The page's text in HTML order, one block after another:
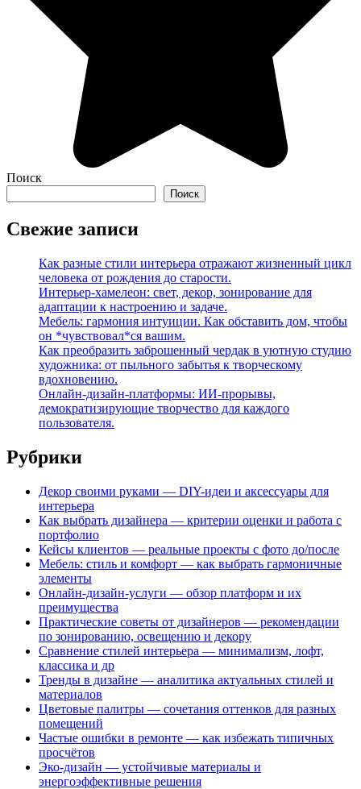
Поиск
Поиск
Свежие записи
Как разные стили интерьера отражают жизненный цикл
человека от рождения до старости.
Интерьер-хамелеон: свет, декор, зонирование для
адаптации к настроению и задаче.
Мебель: гармония интуиции. Как обставить дом, чтобы
он *чувствовал*ся вашим.
Как преобразить заброшенный чердак в уютную студию
художника: от пыльного забытья к творческому
вдохновению.
Онлайн-дизайн-платформы: ИИ-прорывы,
демократизирующие творчество для каждого
пользователя.
Рубрики
Декор своими руками — DIY-идеи и аксессуары для
интерьера
Как выбрать дизайнера — критерии оценки и работа с
портфолио
Кейсы клиентов — реальные проекты с фото до/после
Мебель: стиль и комфорт — как выбрать гармоничные
элементы
Онлайн-дизайн-услуги — обзор платформ и их
преимущества
Практические советы от дизайнеров — рекомендации
по зонированию, освещению и декору
Сравнение стилей интерьера — минимализм, лофт,
классика и др
Тренды в дизайне — аналитика актуальных стилей и
материалов
Цветовые палитры — сочетания оттенков для разных
помещений
Частые ошибки в ремонте — как избежать типичных
просчётов
Эко-дизайн — устойчивые материалы и
энергоэффективные решения